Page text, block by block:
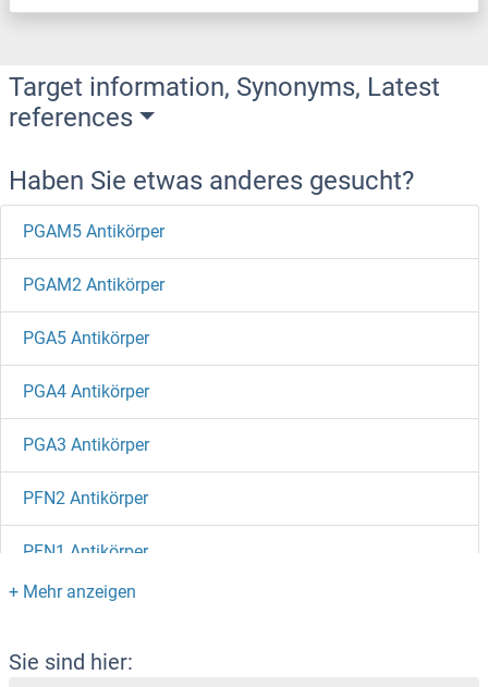
Target information, Synonyms, Latest
references
Haben Sie etwas anderes gesucht?
PGAM5 Antikörper
PGAM2 Antikörper
PGA5 Antikörper
PGA4 Antikörper
PGA3 Antikörper
PFN2 Antikörper
PFN1 Antikörper
PFKP Antikörper
PFKL Antikörper
Sie sind hier: